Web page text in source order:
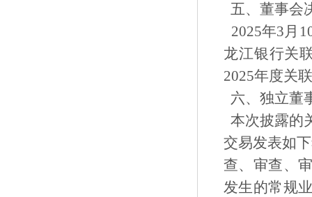
五、董事会
2025年3月
龙江银行关
2025年度关
六、独立董
本次披露的
交易发表如
查、审查、
发生的常规